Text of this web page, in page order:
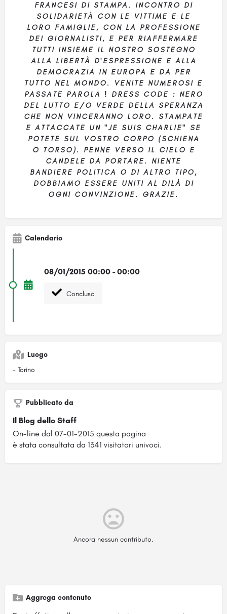
FRANCESI DI STAMPA. INCONTRO DI
SOLIDARIETÀ CON LE VITTIME E LE
LORO FAMIGLIE, CON LA PROFESSIONE
DEI GIORNALISTI, E PER RIAFFERMARE
TUTTI INSIEME IL NOSTRO SOSTEGNO
ALLA LIBERTÀ D'ESPRESSIONE E ALLA
DEMOCRAZIA IN EUROPA E DA PER
TUTTO NEL MONDO. VENITE NUMEROSI E
PASSATE PAROLA ! DRESS CODE : NERO
DEL LUTTO E/O VERDE DELLA SPERANZA
CHE NON VINCERANNO LORO. STAMPATE
E ATTACCATE UN "JE SUIS CHARLIE" SE
POTETE SUL VOSTRO CORPO (SCHIENA
O TORSO). PENNE VERSO IL CIELO E
CANDELE DA PORTARE. NIENTE
BANDIERE POLITICA O DI ALTRO TIPO,
DOBBIAMO ESSERE UNITI AL DILÀ DI
OGNI CONVINZIONE. GRAZIE.
Calendario
08/01/2015 00:00 - 00:00
Concluso
Luogo
- Torino
Pubblicato da
Il Blog dello Staff
On-line dal 07-01-2015 questa pagina
è stata consultata da 1341 visitatori univoci.
Ancora nessun contributo.
Aggrega contenuto